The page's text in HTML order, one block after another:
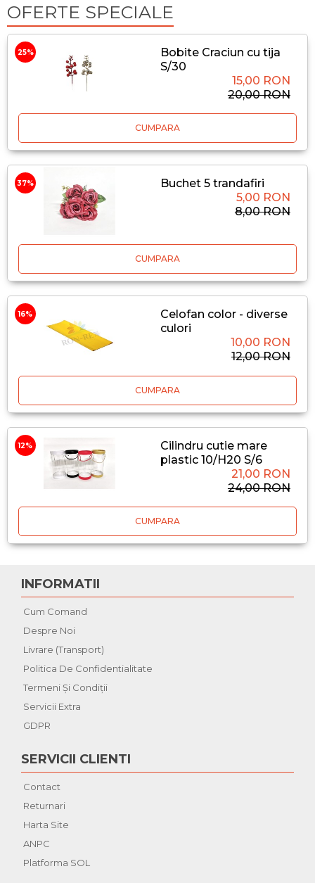
OFERTE SPECIALE
25%
Bobite Craciun cu tija
S/30
15,00 RON
20,00 RON
CUMPARA
37%
Buchet 5 trandafiri
5,00 RON
8,00 RON
CUMPARA
16%
Celofan color - diverse
culori
10,00 RON
12,00 RON
CUMPARA
12%
Cilindru cutie mare
plastic 10/H20 S/6
21,00 RON
24,00 RON
CUMPARA
INFORMATII
Cum Comand
Despre Noi
Livrare (Transport)
Politica De Confidentialitate
Termeni Şi Condiţii
Servicii Extra
GDPR
SERVICII CLIENTI
Contact
Returnari
Harta Site
ANPC
Platforma SOL